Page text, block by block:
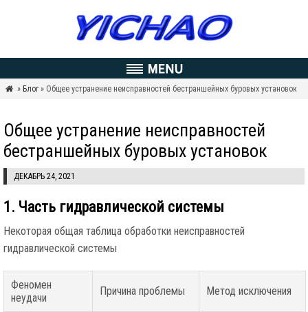
 » Блог» Общее устранение неисправностей бестраншейных буровых установок
Общее устранение неисправностей
бестраншейных буровых установок
ДЕКАБРЬ 24, 2021
1. Часть гидравлической системы
Некоторая общая таблица обработки неисправностей
гидравлической системы
Феномен
неудачи
Причина проблемы Метод исключения